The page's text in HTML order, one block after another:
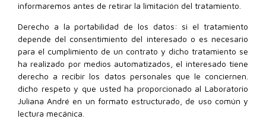
informaremos antes de retirar la limitación del tratamiento.
Derecho a la portabilidad de los datos: si el tratamiento
depende del consentimiento del interesado o es necesario
para el cumplimiento de un contrato y dicho tratamiento se
ha realizado por medios automatizados, el interesado tiene
derecho a recibir los datos personales que le conciernen.
dicho respeto y que usted ha proporcionado al Laboratorio
Juliana André en un formato estructurado, de uso común y
lectura mecánica.